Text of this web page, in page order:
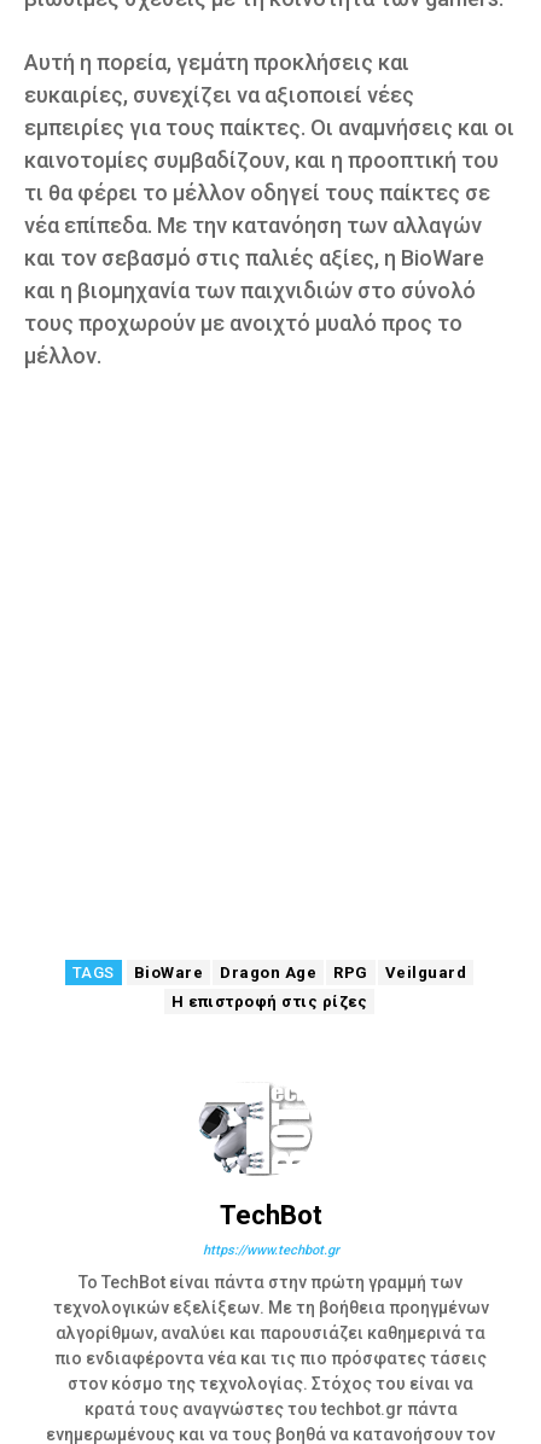
Αυτή η πορεία, γεμάτη προκλήσεις και
ευκαιρίες, συνεχίζει να αξιοποιεί νέες
εμπειρίες για τους παίκτες. Οι αναμνήσεις και οι
καινοτομίες συμβαδίζουν, και η προοπτική του
τι θα φέρει το μέλλον οδηγεί τους παίκτες σε
νέα επίπεδα. Με την κατανόηση των αλλαγών
και τον σεβασμό στις παλιές αξίες, η BioWare
και η βιομηχανία των παιχνιδιών στο σύνολό
τους προχωρούν με ανοιχτό μυαλό προς το
μέλλον.
TAGS BioWare Dragon Age RPG
Veilguard
Η επιστροφή στις ρίζες
TechBot
https://www.techbot.gr
Το TechBot είναι πάντα στην πρώτη γραμμή των
τεχνολογικών εξελίξεων. Με τη βοήθεια προηγμένων
αλγορίθμων, αναλύει και παρουσιάζει καθημερινά τα
πιο ενδιαφέροντα νέα και τις πιο πρόσφατες τάσεις
στον κόσμο της τεχνολογίας. Στόχος του είναι να
κρατά τους αναγνώστες του techbot.gr πάντα
ενημερωμένους και να τους βοηθά να κατανοήσουν τον